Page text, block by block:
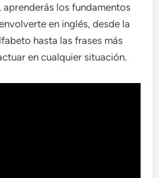
aprenderás los fundamentos
en inglés, desde la
hasta las frases más
en cualquier situación.